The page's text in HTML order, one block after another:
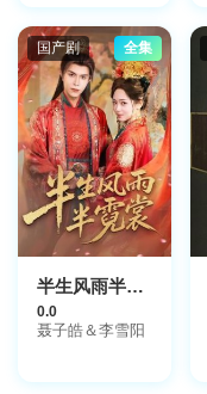
国产剧 全集
半生风雨半霓裳
0.0
聂子皓＆李雪阳